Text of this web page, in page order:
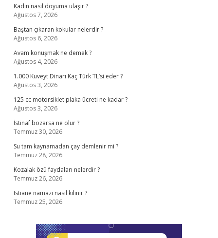
Kadın nasıl doyuma ulaşır ?
Ağustos 7, 2026
Baştan çıkaran kokular nelerdir ?
Ağustos 6, 2026
Avam konuşmak ne demek ?
Ağustos 4, 2026
1.000 Kuveyt Dinarı Kaç Türk TL’si eder ?
Ağustos 3, 2026
125 cc motorsiklet plaka ücreti ne kadar ?
Ağustos 3, 2026
İstinaf bozarsa ne olur ?
Temmuz 30, 2026
Su tam kaynamadan çay demlenir mi ?
Temmuz 28, 2026
Kozalak özü faydaları nelerdir ?
Temmuz 26, 2026
Istiane namazı nasıl kılınır ?
Temmuz 25, 2026